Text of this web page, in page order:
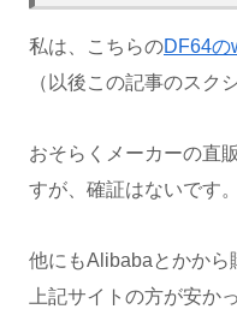
私は、こちらのDF64の
（以後この記事のスク
おそらくメーカーの直
すが、確証はないです。
他にもAlibabaとかから
上記サイトの方が安か